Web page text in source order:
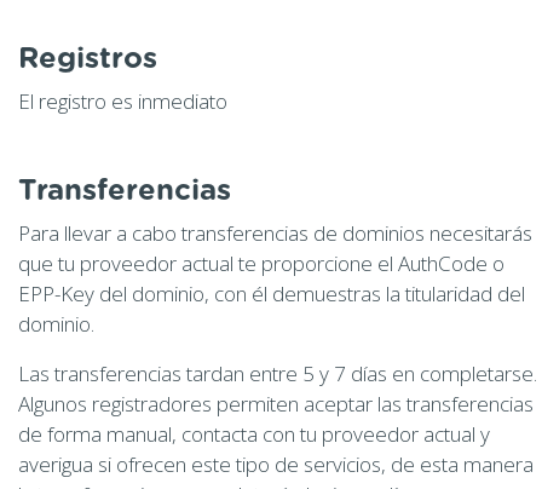
Registros
El registro es inmediato
Transferencias
Para llevar a cabo transferencias de dominios necesitarás
que tu proveedor actual te proporcione el AuthCode o
EPP-Key del dominio, con él demuestras la titularidad del
dominio.
Las transferencias tardan entre 5 y 7 días en completarse.
Algunos registradores permiten aceptar las transferencias
de forma manual, contacta con tu proveedor actual y
averigua si ofrecen este tipo de servicios, de esta manera